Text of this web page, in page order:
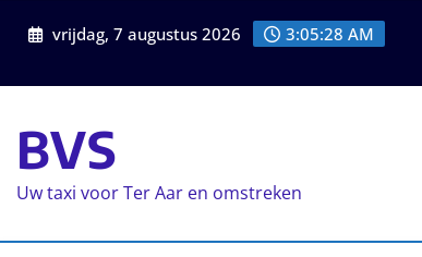
vrijdag, 7 augustus 2026 3:05:28 AM
BVS
Uw taxi voor Ter Aar en omstreken